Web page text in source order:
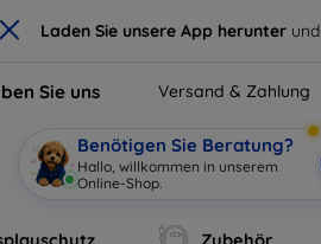
× Laden Sie unsere App herunter
Sie uns Versand & Zahlung
Benötigen Sie Beratung?
Hallo, willkommen in unserem
Online-Shop